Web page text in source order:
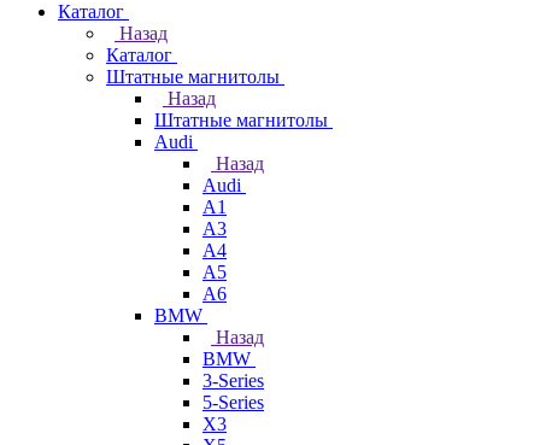
Каталог
Назад
Каталог
Штатные магнитолы
Назад
Штатные магнитолы
Audi
Назад
Audi
A1
A3
A4
A5
A6
BMW
Назад
BMW
3-Series
5-Series
X3